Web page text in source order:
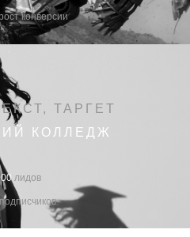
конверсии
ТАРГЕТ
КОЛЛЕДЖ
лидов
подписчиков